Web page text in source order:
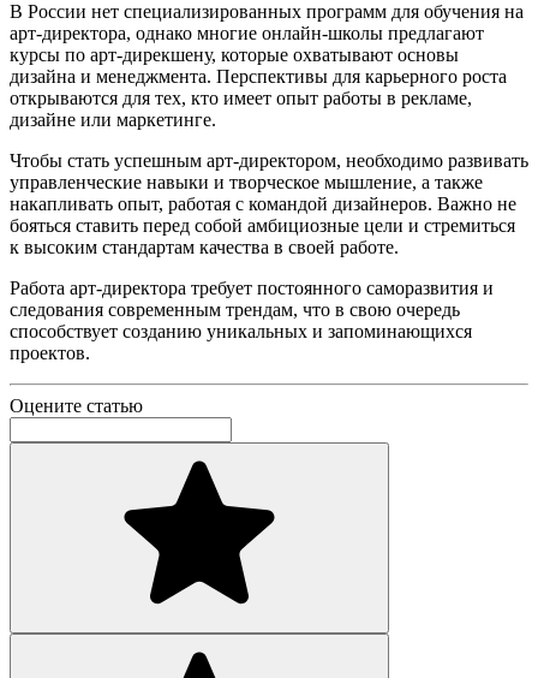
В России нет специализированных программ для обучения на
арт-директора, однако многие онлайн-школы предлагают
курсы по арт-дирекшену, которые охватывают основы
дизайна и менеджмента. Перспективы для карьерного роста
открываются для тех, кто имеет опыт работы в рекламе,
дизайне или маркетинге.
Чтобы стать успешным арт-директором, необходимо развивать
управленческие навыки и творческое мышление, а также
накапливать опыт, работая с командой дизайнеров. Важно не
бояться ставить перед собой амбициозные цели и стремиться
к высоким стандартам качества в своей работе.
Работа арт-директора требует постоянного саморазвития и
следования современным трендам, что в свою очередь
способствует созданию уникальных и запоминающихся
проектов.
Оцените статью